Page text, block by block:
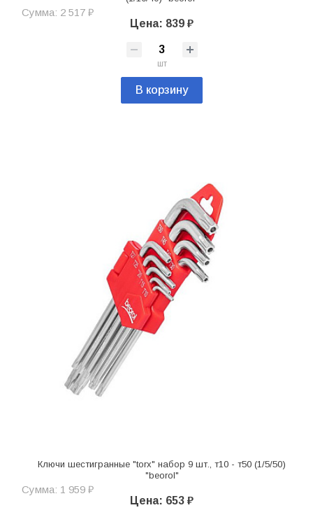
Сумма: 2 517 ₽
Цена: 839 ₽
шт
В корзину
Ключи шестигранные "torx" набор 9 шт., т10 - т50 (1/5/50)
"beorol"
Сумма: 1 959 ₽
Цена: 653 ₽